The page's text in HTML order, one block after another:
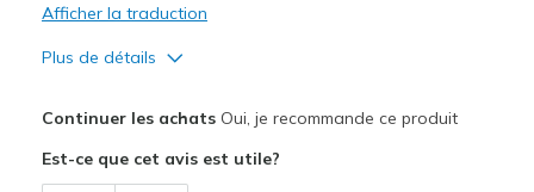
Afficher la traduction
Plus de détails
Breathe Well
Continuer les achatsOui, je recommande ce produit
Est-ce que cet avis est utile?